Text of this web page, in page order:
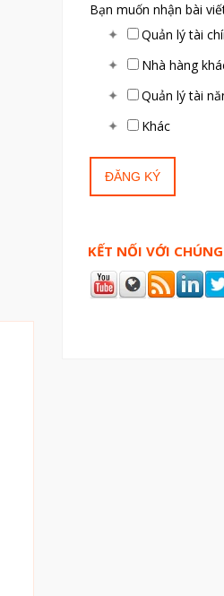
Bạn muốn nhận bài
Quản lý tài
Nhà hàng
Quản lý tài
Khác
KẾT NỐI VỚI